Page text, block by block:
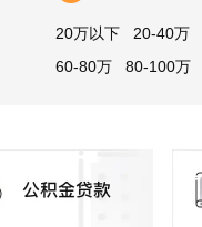
20万以下 20-40万
60-80万
80-100万